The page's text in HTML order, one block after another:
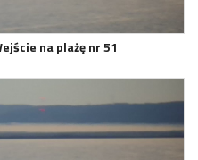
na plażę nr 51